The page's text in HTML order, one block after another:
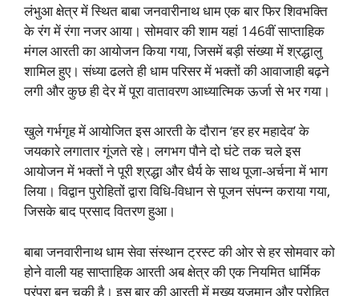
लंभुआ क्षेत्र में स्थित बाबा जनवारीनाथ धाम एक बार फिर शिवभक्ति
के रंग में रंगा नजर आया। सोमवार की शाम यहां 146वीं साप्ताहिक
मंगल आरती का आयोजन किया गया, जिसमें बड़ी संख्या में श्रद्धालु
शामिल हुए। संध्या ढलते ही धाम परिसर में भक्तों की आवाजाही बढ़ने
लगी और कुछ ही देर में पूरा वातावरण आध्यात्मिक ऊर्जा से भर गया।
खुले गर्भगृह में आयोजित इस आरती के दौरान ‘हर हर महादेव’ के
जयकारे लगातार गूंजते रहे। लगभग पौने दो घंटे तक चले इस
आयोजन में भक्तों ने पूरी श्रद्धा और धैर्य के साथ पूजा-अर्चना में भाग
लिया। विद्वान पुरोहितों द्वारा विधि-विधान से पूजन संपन्न कराया गया,
जिसके बाद प्रसाद वितरण हुआ।
बाबा जनवारीनाथ धाम सेवा संस्थान ट्रस्ट की ओर से हर सोमवार को
होने वाली यह साप्ताहिक आरती अब क्षेत्र की एक नियमित धार्मिक
परंपरा बन चुकी है। इस बार की आरती में मुख्य यजमान और पुरोहित